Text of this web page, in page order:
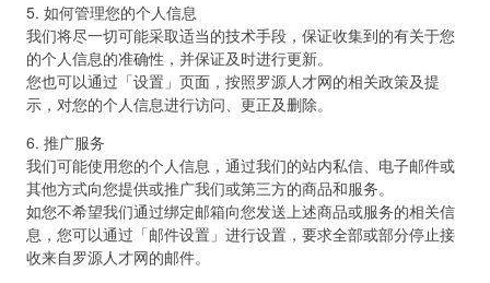
5. 如何管理您的个人信息
我们将尽一切可能采取适当的技术手段，保证收集到的有关于您
的个人信息的准确性，并保证及时进行更新。
您也可以通过「设置」页面，按照罗源人才网的相关政策及提
示，对您的个人信息进行访问、更正及删除。
6. 推广服务
我们可能使用您的个人信息，通过我们的站内私信、电子邮件或
其他方式向您提供或推广我们或第三方的商品和服务。
如您不希望我们通过绑定邮箱向您发送上述商品或服务的相关信
息，您可以通过「邮件设置」进行设置，要求全部或部分停止接
收来自罗源人才网的邮件。